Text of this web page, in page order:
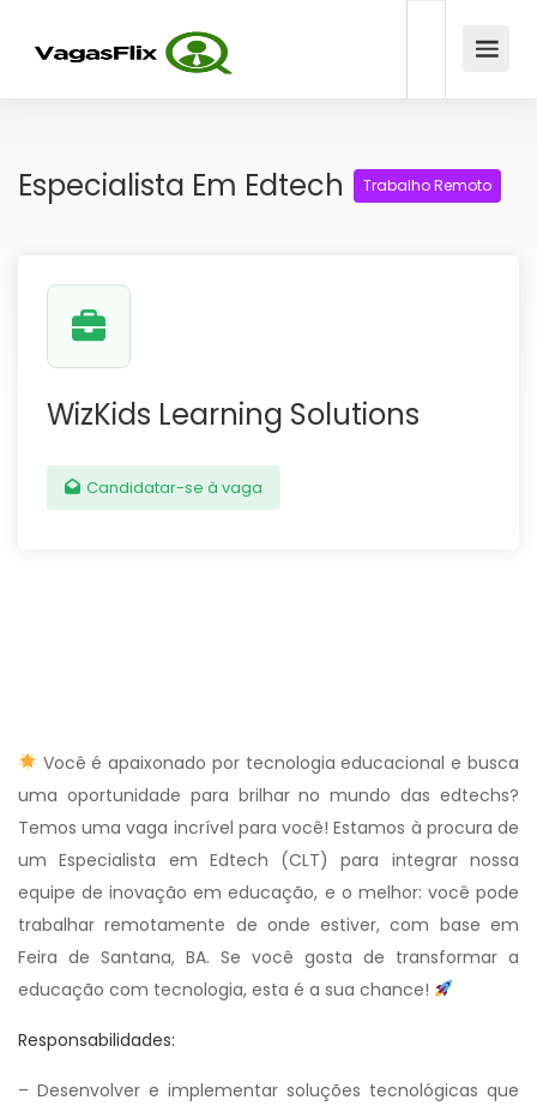
Especialista Em Edtech Trabalho Remoto
WizKids Learning Solutions
Candidatar-se à vaga
Você é apaixonado por tecnologia educacional e busca
uma oportunidade para brilhar no mundo das edtechs?
Temos uma vaga incrível para você! Estamos à procura de
um Especialista em Edtech (CLT) para integrar nossa
equipe de inovação em educação, e o melhor: você pode
trabalhar remotamente de onde estiver, com base em
Feira de Santana, BA. Se você gosta de transformar a
educação com tecnologia, esta é a sua chance!
Responsabilidades:
– Desenvolver e implementar soluções tecnológicas que